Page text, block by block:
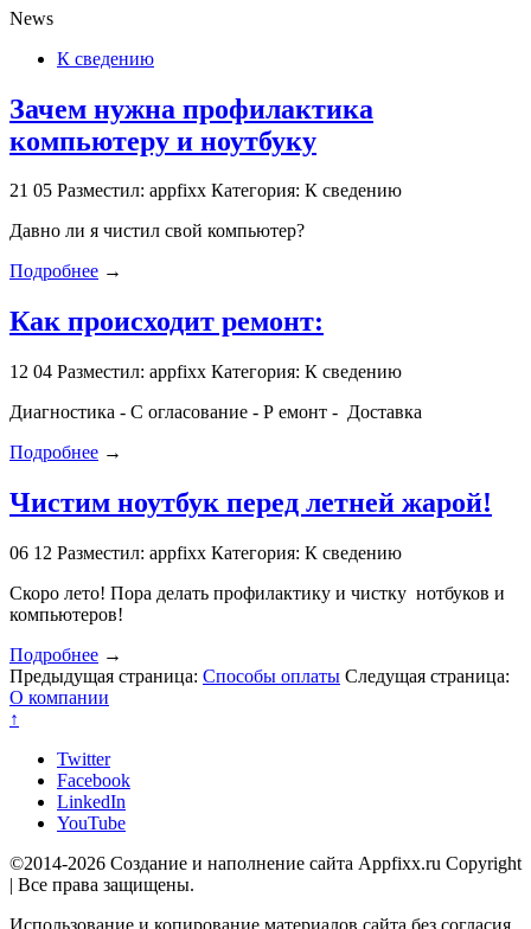
News
К сведению
Зачем нужна профилактика
компьютеру и ноутбуку
21 05 Разместил: appfixx Категория: К сведению
Давно ли я чистил свой компьютер?
Подробнее →
Как происходит ремонт:
12 04 Разместил: appfixx Категория: К сведению
Диагностика - С огласование - Р емонт - Доставка
Подробнее →
Чистим ноутбук перед летней жарой!
06 12 Разместил: appfixx Категория: К сведению
Скоро лето! Пора делать профилактику и чистку нотбуков и
компьютеров!
Подробнее →
Предыдущая страница: Способы оплаты Следущая страница:
О компании
↑
Twitter
Facebook
LinkedIn
YouTube
©2014-2026 Создание и наполнение сайта Appfixx.ru Copyright
| Все права защищены.
Использование и копирование материалов сайта без согласия